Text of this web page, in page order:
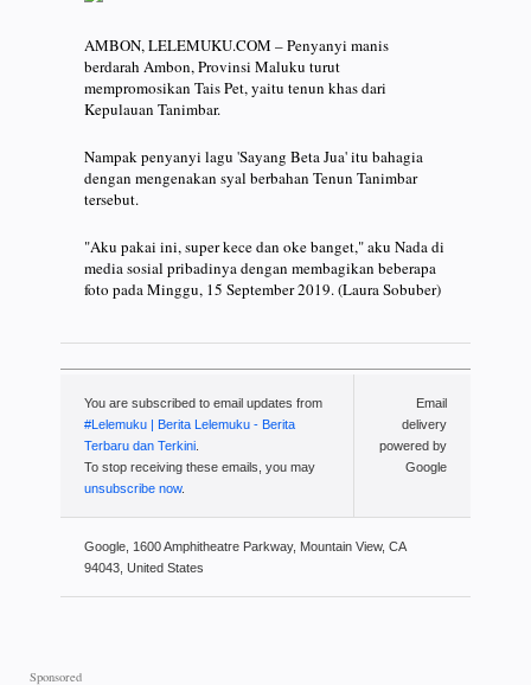
AMBON, LELEMUKU.COM – Penyanyi manis
berdarah Ambon, Provinsi Maluku turut
mempromosikan Tais Pet, yaitu tenun khas dari
Kepulauan Tanimbar.
Nampak penyanyi lagu 'Sayang Beta Jua' itu bahagia
dengan mengenakan syal berbahan Tenun Tanimbar
tersebut.
"Aku pakai ini, super kece dan oke banget," aku Nada di
media sosial pribadinya dengan membagikan beberapa
foto pada Minggu, 15 September 2019. (Laura Sobuber)
You are subscribed to email updates from
#Lelemuku | Berita Lelemuku - Berita
Terbaru dan Terkini
To stop receiving these emails, you may
unsubscribe now.
Email
delivery
powered by
Google
Google, 1600 Amphitheatre Parkway, Mountain View, CA
94043, United States